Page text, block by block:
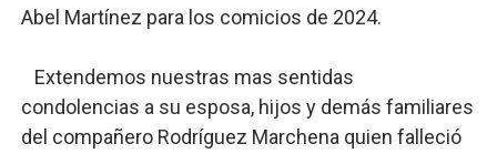
Abel Martínez para los comicios de 2024.
Extendemos nuestras mas sentidas
condolencias a su esposa, hijos y demás familiares
del compañero Rodríguez Marchena quien falleció